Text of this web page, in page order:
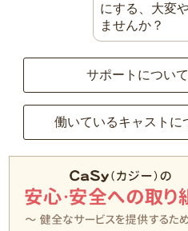
にする、大変
ませんか？
サポートについ
働いているキャストに